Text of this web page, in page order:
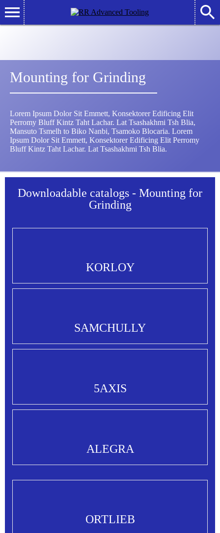
Mounting for Grinding
Lorem Ipsum Dolor Sit Emmett, Konsektorer Edificing Elit
Perromy Bluff Kintz Taht Lachar. Lat Tsashakhmi Tsh Blia,
Mansuto Tsmelh to Biko Nanbi, Tsamoko Blocaria. Lorem
Ipsum Dolor Sit Emmett, Konsektorer Edificing Elit Perromy
Bluff Kintz Taht Lachar. Lat Tsashakhmi Tsh Blia.
Downloadable catalogs - Mounting for
Grinding
KORLOY
SAMCHULLY
5AXIS
ALEGRA
ORTLIEB